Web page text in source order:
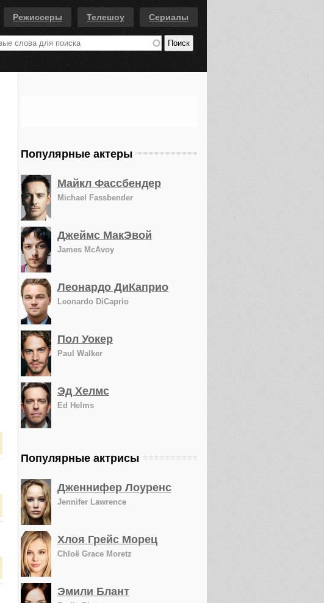
Режиссеры Телешоу Сериалы
Популярные актеры
Майкл Фассбендер
Michael Fassbender
Джеймс МакЭвой
James McAvoy
Леонардо ДиКаприо
Leonardo DiCaprio
Пол Уокер
Paul Walker
Эд Хелмс
Ed Helms
Популярные актрисы
Дженнифер Лоуренс
Jennifer Lawrence
Хлоя Грейс Морец
Chloë Grace Moretz
Эмили Блант